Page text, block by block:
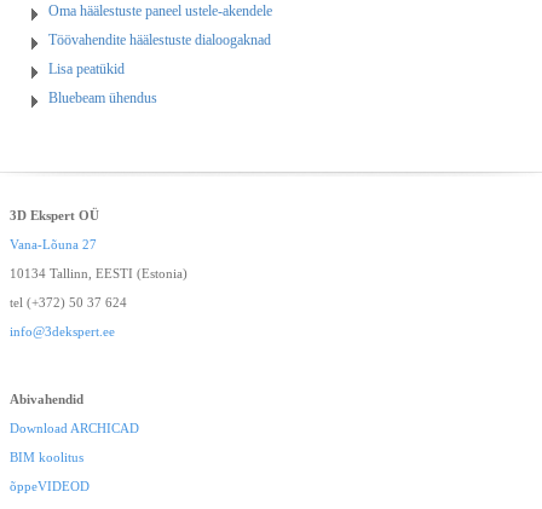
Oma häälestuste paneel ustele-akendele
Töövahendite häälestuste dialoogaknad
Lisa peatükid
Bluebeam ühendus
3D Ekspert OÜ
Vana-Lõuna 27
10134 Tallinn, EESTI (Estonia)
tel (+372) 50 37 624
info@3dekspert.ee
Abivahendid
Download ARCHICAD
BIM koolitus
õppeVIDEOD